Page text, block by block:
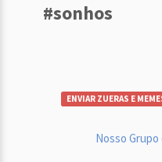
#sonhos
ENVIAR ZUERAS E
Nosso